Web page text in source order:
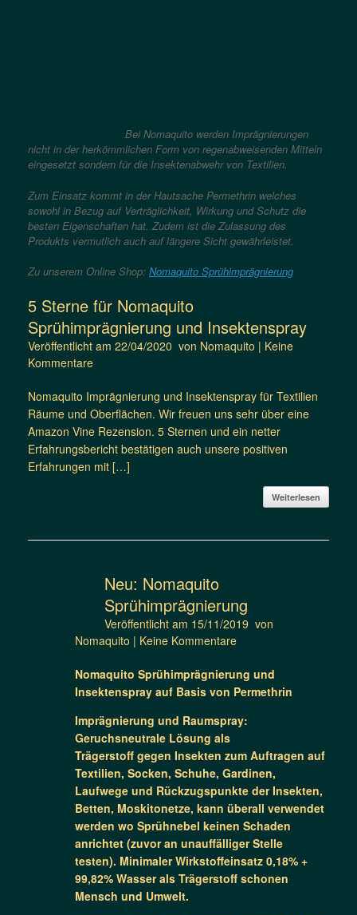
Bei Nomaquito werden Imprägnierungen
nicht in der herkömmlichen Form von regenabweisenden Mitteln
eingesetzt sondern für die Insektenabwehr von Textilien.
Zum Einsatz kommt in der Hautsache Permethrin welches
sowohl in Bezug auf Verträglichkeit, Wirkung und Schutz die
besten Eigenschaften hat. Zudem ist die Zulassung des
Produkts vermutlich auch auf längere Sicht gewährleistet.
Zu unserem Online Shop: Nomaquito Sprühimprägnierung
5 Sterne für Nomaquito
Sprühimprägnierung und Insektenspray
Veröffentlicht am 22/04/2020 von Nomaquito | Keine
Kommentare
Nomaquito Imprägnierung und Insektenspray für Textilien
Räume und Oberflächen. Wir freuen uns sehr über eine
Amazon Vine Rezension. 5 Sternen und ein netter
Erfahrungsbericht bestätigen auch unsere positiven
Erfahrungen mit […]
Weiterlesen
Neu: Nomaquito
Sprühimprägnierung
Veröffentlicht am 15/11/2019 von
Nomaquito | Keine Kommentare
Nomaquito Sprühimprägnierung und
Insektenspray auf Basis von Permethrin
Imprägnierung und Raumspray:
Geruchsneutrale Lösung als
Trägerstoff gegen Insekten zum Auftragen auf
Textilien, Socken, Schuhe, Gardinen,
Laufwege und Rückzugspunkte der Insekten,
Betten, Moskitonetze, kann überall verwendet
werden wo Sprühnebel keinen Schaden
anrichtet (zuvor an unauffälliger Stelle
testen). Minimaler Wirkstoffeinsatz 0,18% +
99,82% Wasser als Trägerstoff schonen
Mensch und Umwelt.